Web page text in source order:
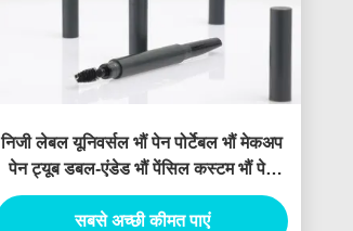
निजी लेबल यूनिवर्सल भौं पेन पोर्टेबल भौं मेकअप
पेन ट्यूब डबल-एंडेड भौं पेंसिल कस्टम भौं पेन
कंटेनर
सबसे अच्छी कीमत पाएं